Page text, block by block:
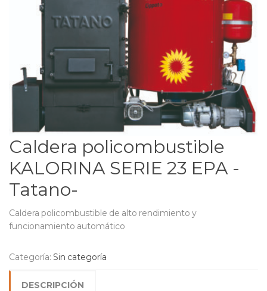
Caldera policombustible
KALORINA SERIE 23 EPA -
Tatano-
Caldera policombustible de alto rendimiento y
funcionamiento automático
Categoría: Sin categoría
DESCRIPCIÓN